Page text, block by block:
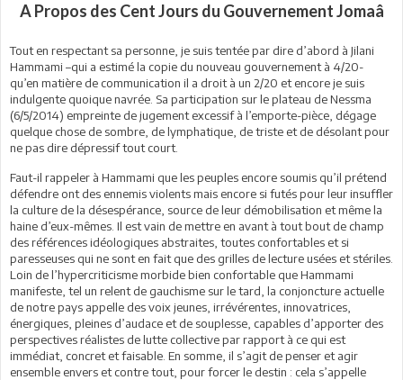
A Propos des Cent Jours du Gouvernement Jomaâ
Tout en respectant sa personne, je suis tentée par dire d’abord à Jilani
Hammami –qui a estimé la copie du nouveau gouvernement à 4/20-
qu’en matière de communication il a droit à un 2/20 et encore je suis
indulgente quoique navrée. Sa participation sur le plateau de Nessma
(6/5/2014) empreinte de jugement excessif à l’emporte-pièce, dégage
quelque chose de sombre, de lymphatique, de triste et de désolant pour
ne pas dire dépressif tout court.
Faut-il rappeler à Hammami que les peuples encore soumis qu’il prétend
défendre ont des ennemis violents mais encore si futés pour leur insuffler
la culture de la désespérance, source de leur démobilisation et même la
haine d’eux-mêmes. Il est vain de mettre en avant à tout bout de champ
des références idéologiques abstraites, toutes confortables et si
paresseuses qui ne sont en fait que des grilles de lecture usées et stériles.
Loin de l’hypercriticisme morbide bien confortable que Hammami
manifeste, tel un relent de gauchisme sur le tard, la conjoncture actuelle
de notre pays appelle des voix jeunes, irrévérentes, innovatrices,
énergiques, pleines d’audace et de souplesse, capables d’apporter des
perspectives réalistes de lutte collective par rapport à ce qui est
immédiat, concret et faisable. En somme, il s’agit de penser et agir
ensemble envers et contre tout, pour forcer le destin : cela s’appelle